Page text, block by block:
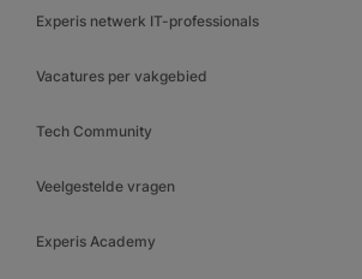
Experis netwerk IT-professionals
Vacatures per vakgebied
Tech Community
Veelgestelde vragen
Experis Academy